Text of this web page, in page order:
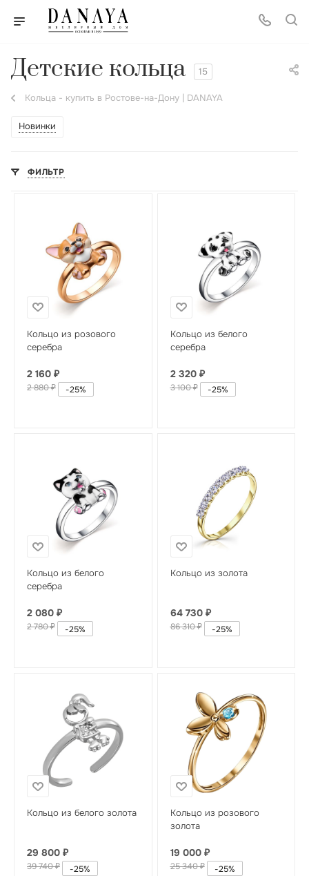
Детские кольца 15
Кольца - купить в Ростове-на-Дону | DANAYA
Новинки
ФИЛЬТР
Кольцо из розового
серебра
2 160 ₽
2 880₽ -25%
Кольцо из белого
серебра
2 320₽
3 100₽ -25%
Кольцо из белого
серебра
2 080 ₽
2 780₽ -25%
Кольцо из золота
64 730₽
86 310₽ -25%
Кольцо из белого золота
29 800 ₽
39 740₽ -25%
Кольцо из розового
золота
19 000₽
25 340₽ -25%